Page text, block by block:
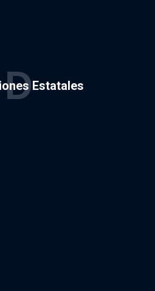
Estatales
D